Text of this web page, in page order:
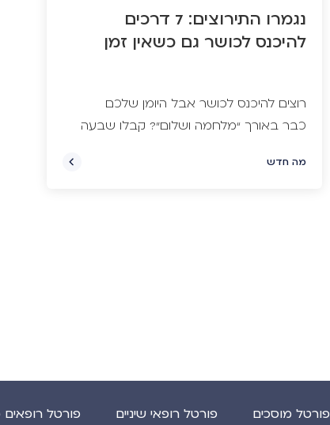
נגמרו התירוצים: 7 דרכים
להיכנס לכושר גם כשאין זמן
רוצים להיכנס לכושר אבל היומן שלכם
כבר באורך “מלחמה ושלום”? קבלו שבעה
אין לכם זמן לנשום
מה חדש
פורטל מוסכים פורטל רופאי שיניים פורטל